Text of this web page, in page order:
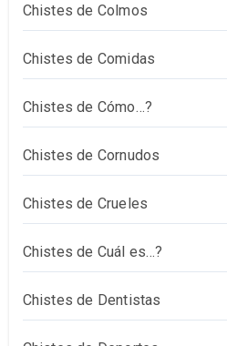
Chistes de Colmos
Chistes de Comidas
Chistes de Cómo…?
Chistes de Cornudos
Chistes de Crueles
Chistes de Cuál es…?
Chistes de Dentistas